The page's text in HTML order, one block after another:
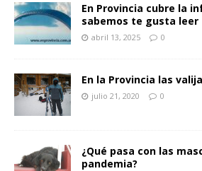
En Provincia cubre la
sabemos te gusta leer
abril 13, 2025 0
En la Provincia las
julio 21, 2020 0
¿Qué pasa con las
pandemia?